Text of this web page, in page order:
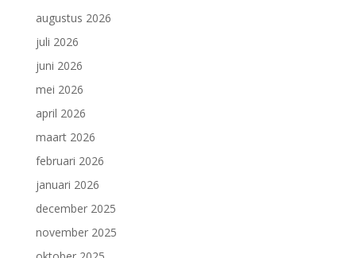
augustus 2026
juli 2026
juni 2026
mei 2026
april 2026
maart 2026
februari 2026
januari 2026
december 2025
november 2025